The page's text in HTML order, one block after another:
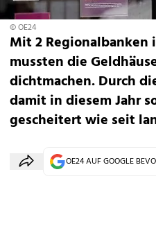
© OE24
Mit 2 Regionalbanken
mussten die
dichtmachen. Durch
damit in diesem Jahr
gescheitert wie seit
OE24 AUF GOOGLE